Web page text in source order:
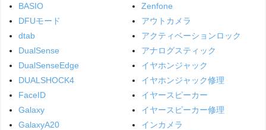
BASIO
DFUモード
dtab
DualSense
DualSenseEdge
DUALSHOCK4
FaceID
Galaxy
GalaxyA20
Zenfone
アウトカメラ
アクティベーションロック
アナログスティック
イヤホンジャック
イヤホンジャック修理
イヤースピーカー
イヤースピーカー修理
インカメラ